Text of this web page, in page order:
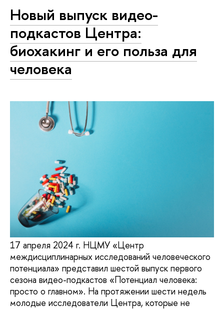
Новый выпуск видео-
подкастов Центра:
биохакинг и его польза для
человека
17 апреля 2024 г. НЦМУ «Центр
междисциплинарных исследований человеческого
потенциала» представил шестой выпуск первого
сезона видео-подкастов «Потенциал человека:
просто о главном». На протяжении шести недель
молодые исследователи Центра, которые не